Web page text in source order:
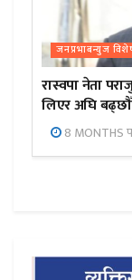
जनप्रभाबन्युज
रास्वपा नेता
लिएर अघि बढ्छौँ
8 MONTHS